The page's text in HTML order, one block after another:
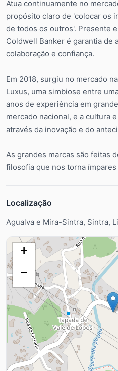
Atua continuamente no
propósito claro de 'colocar os
de todos os outros'. Presente
Coldwell Banker é garantia de
colaboração e confiança.
Em 2018, surgiu no mercado
Luxus, uma simbiose entre
anos de experiência em
mercado nacional, e a cultura
através da inovação e do
As grandes marcas são feitas
filosofia que nos torna ímpares
Localização
Agualva e Mira-Sintra, Sintra,
+
−